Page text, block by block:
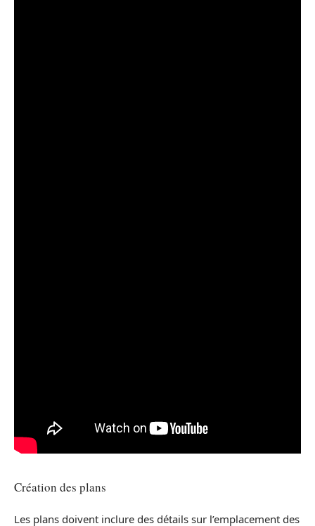
Création des plans
Les plans doivent inclure des détails sur l’emplacement des